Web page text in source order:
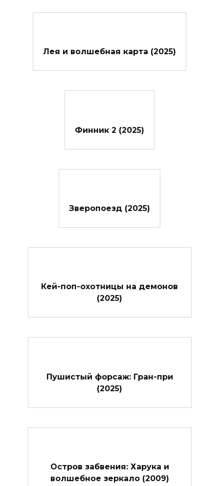
Лея и волшебная карта (2025)
Финник 2 (2025)
Зверопоезд (2025)
Кей-поп-охотницы на демонов
(2025)
Пушистый форсаж: Гран-при
(2025)
Остров забвения: Харука и
волшебное зеркало (2009)